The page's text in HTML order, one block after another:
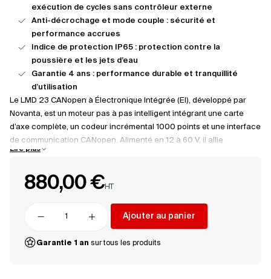
exécution de cycles sans contrôleur externe
Anti-décrochage et mode couple : sécurité et
performance accrues
Indice de protection IP65 : protection contre la
poussière et les jets d’eau
Garantie 4 ans : performance durable et tranquillité
d’utilisation
Le LMD 23 CANopen à Électronique Intégrée (EI), développé par
Novanta, est un moteur pas à pas intelligent intégrant une carte
d’axe complète, un codeur incrémental 1000 points et une interface
de communication CANopen. Alimenté en 12 à 60 V, il allie
puissance, précision et compacité pour répondre aux exigences
robuste avec indice de protection IP65 garantit une excellente
résistance à la poussière et à l’eau, adaptée aux conditions
difficiles. Ce moteur dispose également d’un mode de
fonctionnement autonome (standalone), capable d’exécuter des
grande flexibilité d’intégration. Son connecteur M12 robuste et ses
Lire plus
880,00 €HT
Ajouter au panier
Garantie 1 an sur tous les produits